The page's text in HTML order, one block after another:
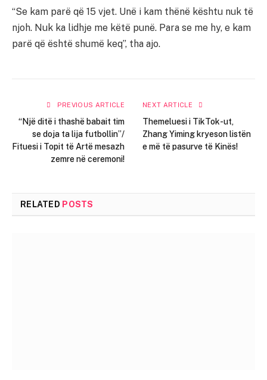
“Se kam parë që 15 vjet. Unë i kam thënë kështu nuk të
njoh. Nuk ka lidhje me këtë punë. Para se me hy, e kam
parë që është shumë keq”, tha ajo.
PREVIOUS ARTICLE
“Një ditë i thashë babait tim
se doja ta lija futbollin”/
Fituesi i Topit të Artë mesazh
zemre në ceremoni!
NEXT ARTICLE
Themeluesi i TikTok-ut,
Zhang Yiming kryeson listën
e më të pasurve të Kinës!
RELATED POSTS